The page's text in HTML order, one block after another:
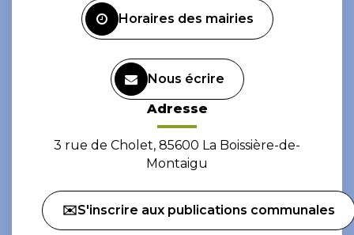
Horaires des mairies
Nous écrire
Adresse
3 rue de Cholet, 85600 La Boissière-de-
Montaigu
✉️S'inscrire aux publications communales